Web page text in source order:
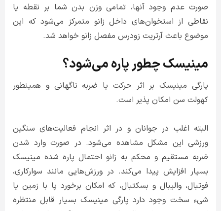
صورت عدم وجود آنها، تمامی وزن بدن شما بر نقطه یا
نقاطی از استخوان‌های داخل زانو متمرکز می‌شود که این
موضوع باعث آرتریت زودرس مفصل زانو خواهد شد.
مینیسک چطور پاره می‌شود؟
پارگی مینیسک بر اثر حرکت یا ضربه ناگهانی و همینطور
کهولت سن امکان پذیر است.
البته اغلب در جوانان و در اثر انجام فعالیت‌های سنگین
ورزشی این مشکل مشاهده می‌شود. در صورت وارد شدن
ضربه مستقیم و محکم به زانو احتمال پاره شده مینیسک
بسیار افزایش پیدا می‌کند. در ورزش‌هایی مانند سوارکاری،
فوتبال، والیبال و بسکتبال، که امکان برخورد پا با زمین یا
شیء سخت وجود دارد پارگی مینیسک بسیار قابل منتظره